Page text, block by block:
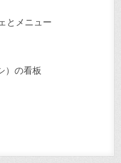
とメニュー
の看板